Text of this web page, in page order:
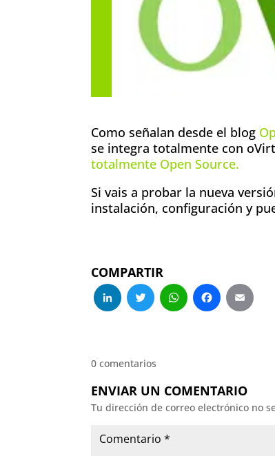
Como señalan desde el blog
se integra totalmente con
totalmente Open Source.
Si vais a probar la nueva
instalación, configuración y
COMPARTIR
LinkedIn
Twitter
0 comentarios
ENVIAR UN COMENTARIO
Tu dirección de correo electrónico no